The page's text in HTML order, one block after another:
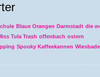
Blaue Orangen Darmstadt die
Tula Trash offenbach ostern
Spooky Kaffeekannen